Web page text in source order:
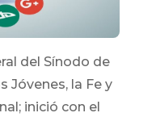
del Sínodo de
Jóvenes, la Fe y
inició con el